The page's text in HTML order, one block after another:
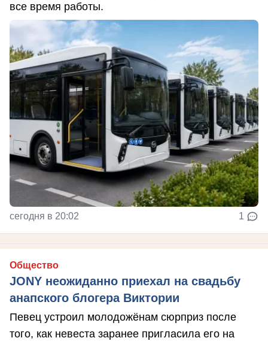
все время работы.
сегодня в 20:02 1
Общество
JONY неожиданно приехал на свадьбу
анапского блогера Виктории
Певец устроил молодожёнам сюрприз после
того, как невеста заранее пригласила его на